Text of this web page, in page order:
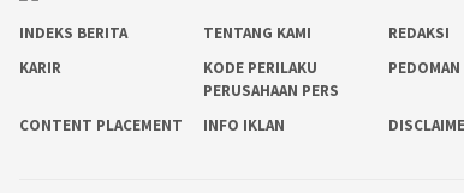
INDEKS BERITA TENTANG KAMI
REDAKSI
KARIR
KODE PERILAKU
PERUSAHAAN PERS
CONTENT PLACEMENT INFO IKLAN